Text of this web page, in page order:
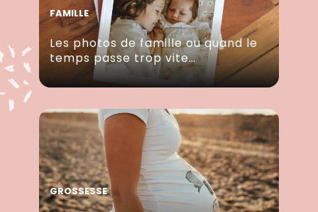
FAMILLE
Les photos de famille ou quand le
temps passe trop vite…
GROSSESSE